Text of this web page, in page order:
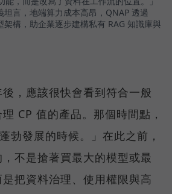
言，地端算力成本高昂，QNAP 透過
架構，助企業逐步建構私有 RAG 知識庫與
後，應該很快會看到符合一般
CP 值的產品。那個時間點，
勃發展的時候。」在此之前，
不是搶著買最大的模型或最
把資料治理、使用權限與高